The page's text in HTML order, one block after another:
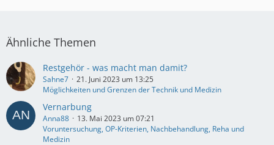
Ähnliche Themen
Restgehör - was macht man damit?
Sahne7
21. Juni 2023 um 13:25
Möglichkeiten und Grenzen der Technik und Medizin
Vernarbung
Anna88
13. Mai 2023 um 07:21
Voruntersuchung, OP-Kriterien, Nachbehandlung, Reha und
Medizin